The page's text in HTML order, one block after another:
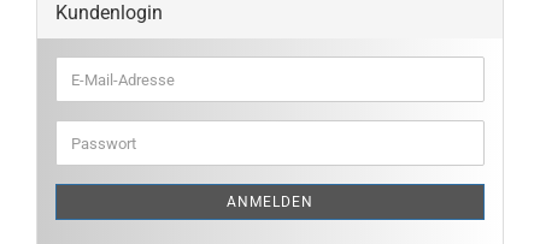
Kundenlogin
E-
Mail-
Adresse
Passwort
ANMELDEN